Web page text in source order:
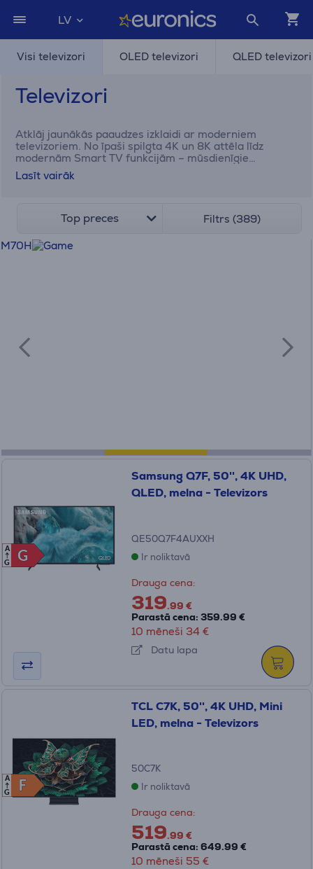
LV
Visi televizori OLED televizori QLED televizori
Televizori
Atklāj jaunākās paaudzes izklaidi ar moderniem
televizoriem. No īpaši spilgta 4K un 8K attēla līdz
modernām Smart TV funkcijām – mūsdienīgie
televizori apvieno kvalitāti, tehnoloģijas un ērtumu
vienā ierīcē. Baudi filmas, sporta pārraides vai spēlē
televizoru klāstu. Salīdzini dažādus modeļus un izvēlies
to, kas vislabāk atbilst tavām vajadzībām.
Lasīt vairāk
Top preces Filtrs (389)
G
G
A
G
Samsung Q7F, 50'', 4K UHD,
QLED, melna - Televizors
QE50Q7F4AUXXH
Ir noliktavā
Drauga cena:
319.99 €
Parastā cena: 359.99 €
10 mēneši 34 €
Datu lapa
F
F
A
G
TCL C7K, 50'', 4K UHD, Mini
LED, melna - Televizors
50C7K
Ir noliktavā
Drauga cena:
519.99 €
Parastā cena: 649.99 €
10 mēneši 55 €